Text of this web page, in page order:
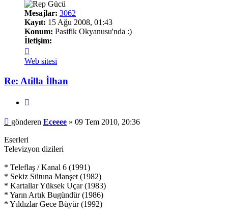
Mesajlar: 3062
Kayıt: 15 Ağu 2008, 01:43
Konum: Pasifik Okyanusu'nda :)
İletişim:
Eceeee
Web sitesi
Re: Atilla İlhan
Mesaj
gönderen Eceeee » 09 Tem 2010, 20:36
Eserleri
Televizyon dizileri
* Teleflaş / Kanal 6 (1991)
* Sekiz Sütuna Manşet (1982)
* Kartallar Yüksek Uçar (1983)
* Yarın Artık Bugündür (1986)
* Yıldızlar Gece Büyür (1992)